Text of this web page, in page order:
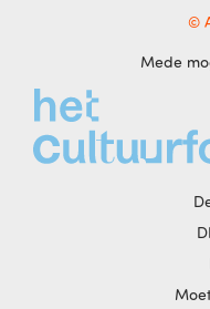
©
Mede